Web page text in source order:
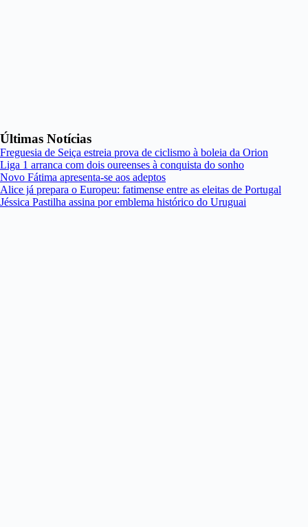
Últimas Notícias
Freguesia de Seiça estreia prova de ciclismo à boleia da Orion
Liga 1 arranca com dois oureenses à conquista do sonho
Novo Fátima apresenta-se aos adeptos
Alice já prepara o Europeu: fatimense entre as eleitas de Portugal
Jéssica Pastilha assina por emblema histórico do Uruguai